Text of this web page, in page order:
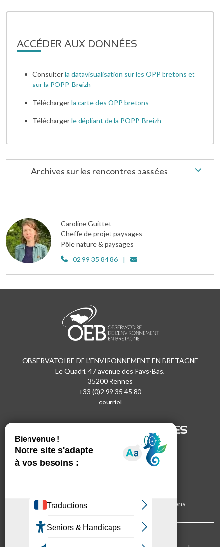
ACCÉDER AUX DONNÉES
Consulterla datavisualisation sur les OPP bretons et
sur la POPP-Breizh
Téléchargerla carte des OPP bretons
Téléchargerle dépliant de la POPP-Breizh
Archives sur les rencontres passées
Caroline Guittet
Cheffe de projet paysages
Pôle nature & paysages
02 99 35 84 86
OBSERVATOIRE DE L'ENVIRONNEMENT EN BRETAGNE
Le Quadri, 47 avenue des Pays-Bas,
35200 Rennes
+33 (0)2 99 35 45 80
courriel
LinkedIn
Vimeo
LIENS UTILES
Recrutement
Marchés publics
Inscrivez-vous à nos lettres d'informations
Bloc Menu footer